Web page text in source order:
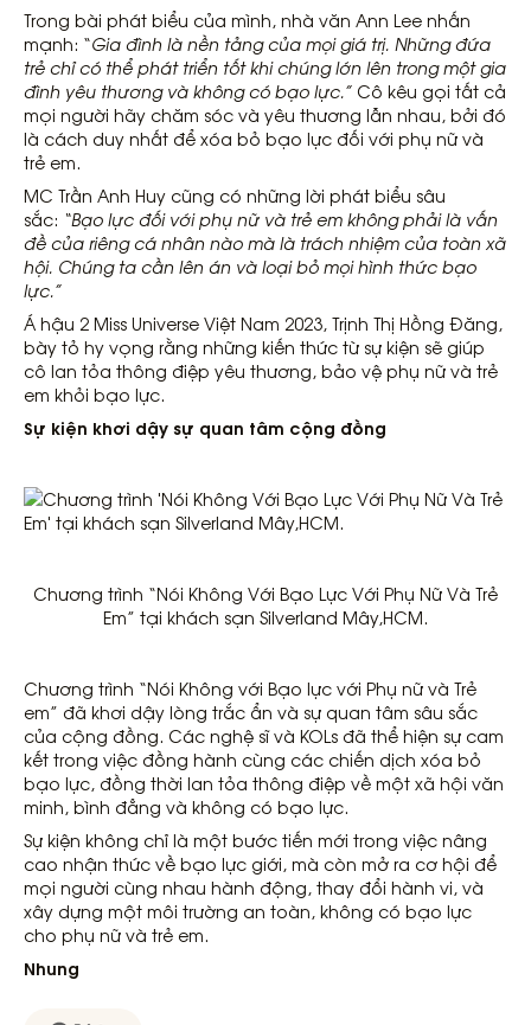
Trong bài phát biểu của mình, nhà văn Ann Lee nhấn
mạnh: “Gia đình là nền tảng của mọi giá trị. Những đứa
trẻ chỉ có thể phát triển tốt khi chúng lớn lên trong một gia
đình yêu thương và không có bạo lực.” Cô kêu gọi tất cả
mọi người hãy chăm sóc và yêu thương lẫn nhau, bởi đó
là cách duy nhất để xóa bỏ bạo lực đối với phụ nữ và
trẻ em.
MC Trần Anh Huy cũng có những lời phát biểu sâu
sắc: “Bạo lực đối với phụ nữ và trẻ em không phải là vấn
đề của riêng cá nhân nào mà là trách nhiệm của toàn xã
hội. Chúng ta cần lên án và loại bỏ mọi hình thức bạo
lực.”
Á hậu 2 Miss Universe Việt Nam 2023, Trịnh Thị Hồng Đăng,
bày tỏ hy vọng rằng những kiến thức từ sự kiện sẽ giúp
cô lan tỏa thông điệp yêu thương, bảo vệ phụ nữ và trẻ
em khỏi bạo lực.
Sự kiện khơi dậy sự quan tâm cộng đồng
Chương trình “Nói Không Với Bạo Lực Với Phụ Nữ Và Trẻ
Em” tại khách sạn Silverland Mây,HCM.
Chương trình “Nói Không với Bạo lực với Phụ nữ và Trẻ
em” đã khơi dậy lòng trắc ẩn và sự quan tâm sâu sắc
của cộng đồng. Các nghệ sĩ và KOLs đã thể hiện sự cam
kết trong việc đồng hành cùng các chiến dịch xóa bỏ
bạo lực, đồng thời lan tỏa thông điệp về một xã hội văn
minh, bình đẳng và không có bạo lực.
Sự kiện không chỉ là một bước tiến mới trong việc nâng
cao nhận thức về bạo lực giới, mà còn mở ra cơ hội để
mọi người cùng nhau hành động, thay đổi hành vi, và
xây dựng một môi trường an toàn, không có bạo lực
cho phụ nữ và trẻ em.
Nhung